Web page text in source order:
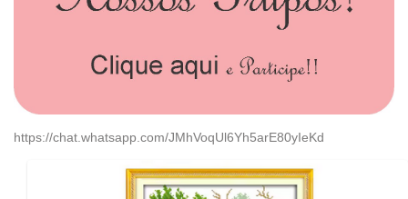
https://chat.whatsapp.com/JMhVoqUl6Yh5arE80yIeKd